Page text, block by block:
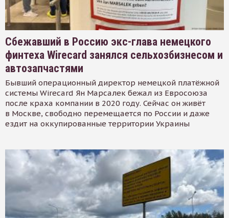
Сбежавший в Россию экс-глава немецкого
финтеха Wirecard занялся сельхозбизнесом и
автозапчастями
Бывший операционный директор немецкой платёжной
системы Wirecard Ян Марсалек бежал из Евросоюза
после краха компании в 2020 году. Сейчас он живёт
в Москве, свободно перемещается по России и даже
ездит на оккупированные территории Украины